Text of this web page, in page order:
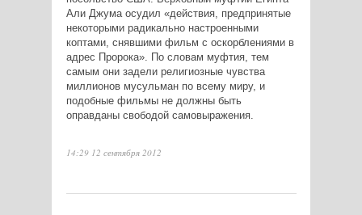
Али Джума осудил «действия, предпринятые
некоторыми радикально настроенными
коптами, снявшими фильм с оскорблениями в
адрес Пророка». По словам муфтия, тем
самым они задели религиозные чувства
миллионов мусульман по всему миру, и
подобные фильмы не должны быть
оправданы свободой самовыражения.
14:29 12 сентября 2012